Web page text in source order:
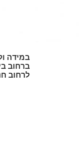
במידה
לרחוב